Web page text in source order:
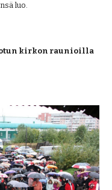
luo.
kirkon raunioilla